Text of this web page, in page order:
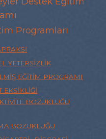
Programları
YETERSIZLIK
EĞITIM PROGRAMI
EKSIKLIĞI
BOZUKLUĞU
BOZUKLUĞU